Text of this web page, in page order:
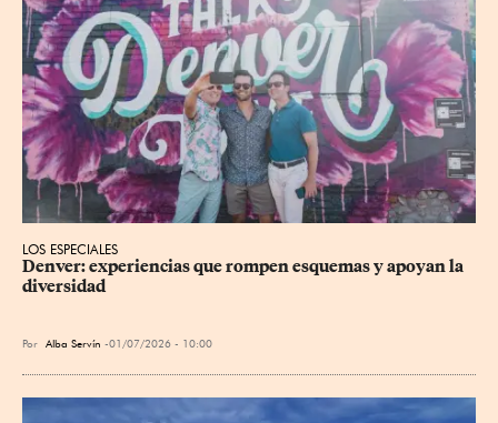
LOS ESPECIALES
Denver: experiencias que rompen esquemas y apoyan la
diversidad
Por Alba Servín 01/07/2026 - 10:00